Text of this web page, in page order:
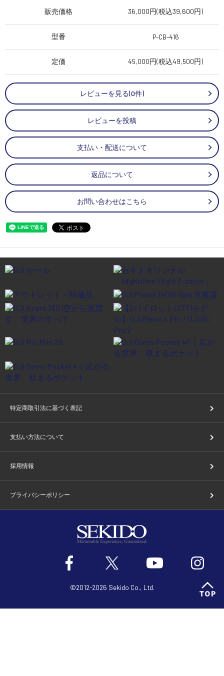
販売価格 36,000円(税込39,600円)
型番 P-CB-416
定価 45,000円(税込49,500円)
レビューを見る(0件)
レビューを投稿
支払い・配送について
返品について
お問い合わせはこちら
特定商取引法に基づく表記
支払い方法について
採用情報
プライバシーポリシー
©2012-2026 Sekido Co., Ltd.